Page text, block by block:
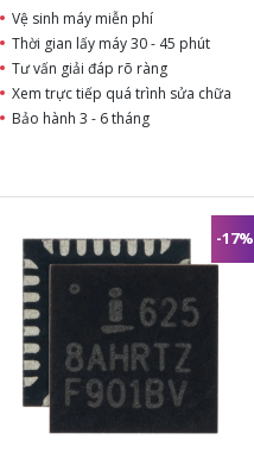
Vệ sinh máy miễn phí
Thời gian lấy máy 30 - 45 phút
Tư vấn giải đáp rõ ràng
Xem trực tiếp quá trình sửa chữa
Bảo hành 3 - 6 tháng
-17%